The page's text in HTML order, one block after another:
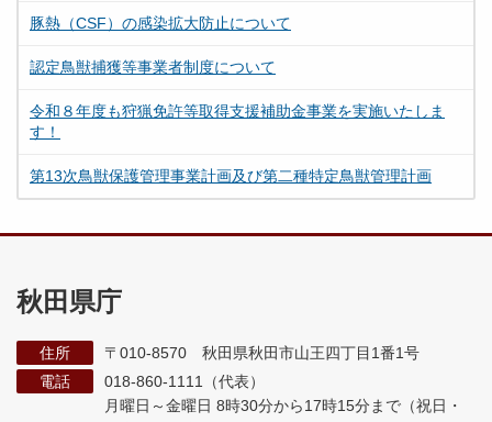
豚熱（CSF）の感染拡大防止について
認定鳥獣捕獲等事業者制度について
令和８年度も狩猟免許等取得支援補助金事業を実施いたしま
す！
第13次鳥獣保護管理事業計画及び第二種特定鳥獣管理計画
秋田県庁
住所
〒010-8570 秋田県秋田市山王四丁目1番1号
電話
018-860-1111（代表）
月曜日～金曜日 8時30分から17時15分まで （祝日・